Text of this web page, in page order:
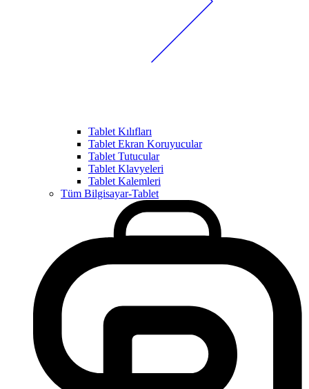
Tablet Kılıfları
Tablet Ekran Koruyucular
Tablet Tutucular
Tablet Klavyeleri
Tablet Kalemleri
Tüm Bilgisayar-Tablet